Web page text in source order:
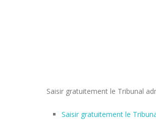
Saisir gratuitement le Tribunal
Saisir gratuitement le